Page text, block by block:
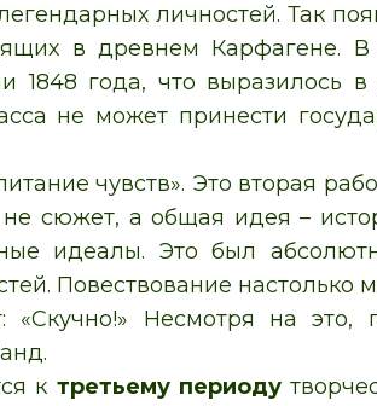
личностей. Так
в древнем Карфагене.
1848 года, что выразилось в
не может принести
чувств». Это вторая
сюжет, а общая идея –
идеалы. Это был
Повествование настолько
Несмотря на это,
к третьему периоду